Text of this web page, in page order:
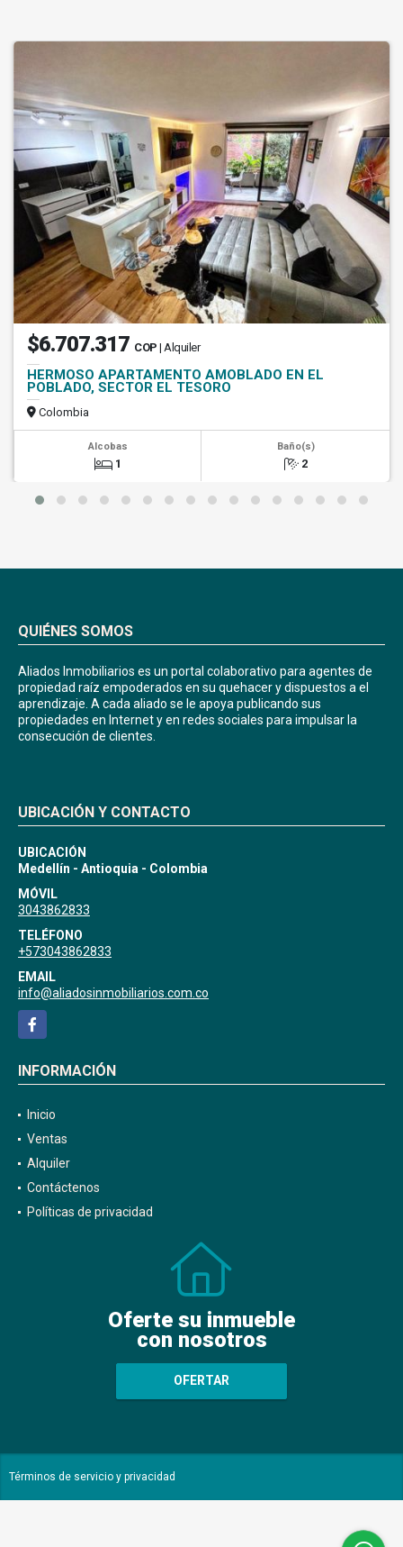
$6.707.317 COP | Alquiler
HERMOSO APARTAMENTO AMOBLADO EN EL
POBLADO, SECTOR EL TESORO
Colombia
Alcobas
1
Baño(s)
2
QUIÉNES SOMOS
Aliados Inmobiliarios es un portal colaborativo para agentes de
propiedad raíz empoderados en su quehacer y dispuestos a el
aprendizaje. A cada aliado se le apoya publicando sus
propiedades en Internet y en redes sociales para impulsar la
consecución de clientes.
UBICACIÓN Y CONTACTO
UBICACIÓN
Medellín - Antioquia - Colombia
MÓVIL
3043862833
TELÉFONO
+573043862833
EMAIL
info@aliadosinmobiliarios.com.co
Facebook
INFORMACIÓN
Inicio
Ventas
Alquiler
Contáctenos
Políticas de privacidad
Oferte su inmueble
con nosotros
OFERTAR
Términos de servicio y privacidad